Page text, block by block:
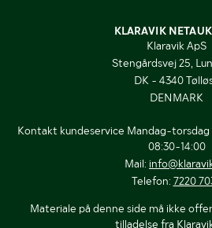
KLARAVIK
Klaravik ApS
Stengårdsvej 25,
DK - 4340
DENMARK
Kontakt kundeservice Mandag-torsdag
08:30-14:00
Mail:
Telefon: 7220
Materiale på denne side må ikke
tilladelse fra